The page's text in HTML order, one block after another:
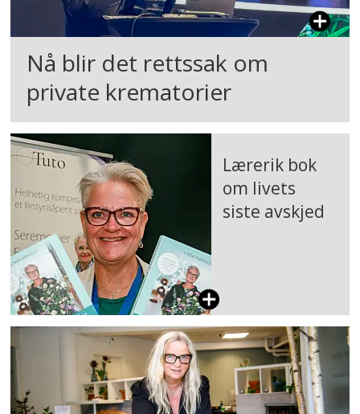
Nå blir det rettssak om
private krematorier
Lærerik bok
om livets
siste avskjed